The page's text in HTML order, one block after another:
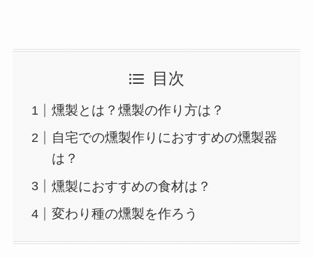
目次
燻製とは？燻製の作り方は？
自宅での燻製作りにおすすめの燻製器
は？
燻製におすすめの食材は？
変わり種の燻製を作ろう